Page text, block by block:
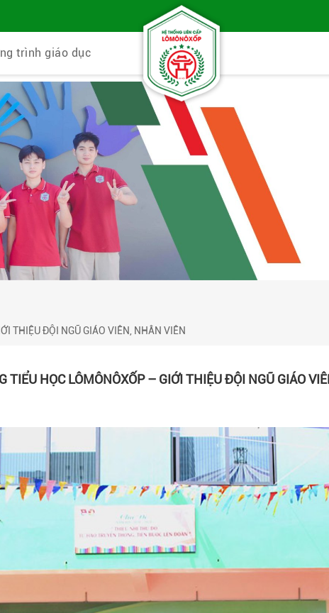
trình giáo dục
THIỆU ĐỘI NGŨ GIÁO VIÊN, NHÂN VIÊN
TIỂU HỌC LÔMÔNÔXỐP – GIỚI THIỆU ĐỘI NGŨ GIÁO